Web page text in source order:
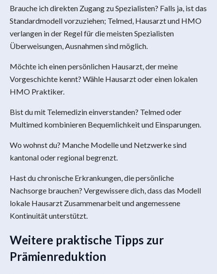
Brauche ich direkten Zugang zu Spezialisten? Falls ja, ist das
Standardmodell vorzuziehen; Telmed, Hausarzt und HMO
verlangen in der Regel für die meisten Spezialisten
Überweisungen, Ausnahmen sind möglich.
Möchte ich einen persönlichen Hausarzt, der meine
Vorgeschichte kennt? Wähle Hausarzt oder einen lokalen
HMO Praktiker.
Bist du mit Telemedizin einverstanden? Telmed oder
Multimed kombinieren Bequemlichkeit und Einsparungen.
Wo wohnst du? Manche Modelle und Netzwerke sind
kantonal oder regional begrenzt.
Hast du chronische Erkrankungen, die persönliche
Nachsorge brauchen? Vergewissere dich, dass das Modell
lokale Hausarzt Zusammenarbeit und angemessene
Kontinuität unterstützt.
Weitere praktische Tipps zur
Prämienreduktion